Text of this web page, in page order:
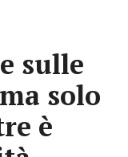
sulle
solo
è